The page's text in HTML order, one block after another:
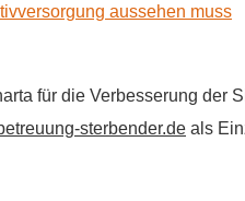
aussehen muss
für die Verbesserung
sterbender.de als